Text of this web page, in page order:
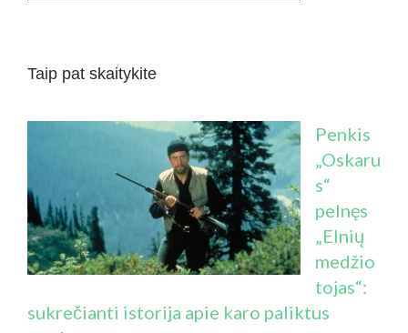
Taip pat skaitykite
Penkis
„Oskaru
s“
pelnęs
„Elnių
medžio
tojas“:
sukrečianti istorija apie karo paliktus